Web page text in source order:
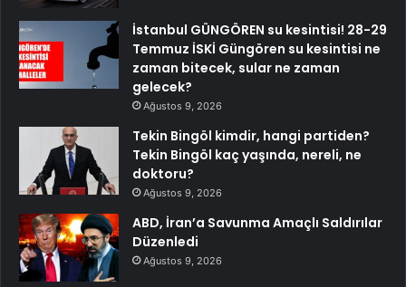
İstanbul GÜNGÖREN su kesintisi! 28-29
Temmuz İSKİ Güngören su kesintisi ne
zaman bitecek, sular ne zaman
gelecek?
Ağustos 9, 2026
Tekin Bingöl kimdir, hangi partiden?
Tekin Bingöl kaç yaşında, nereli, ne
doktoru?
Ağustos 9, 2026
ABD, İran’a Savunma Amaçlı Saldırılar
Düzenledi
Ağustos 9, 2026